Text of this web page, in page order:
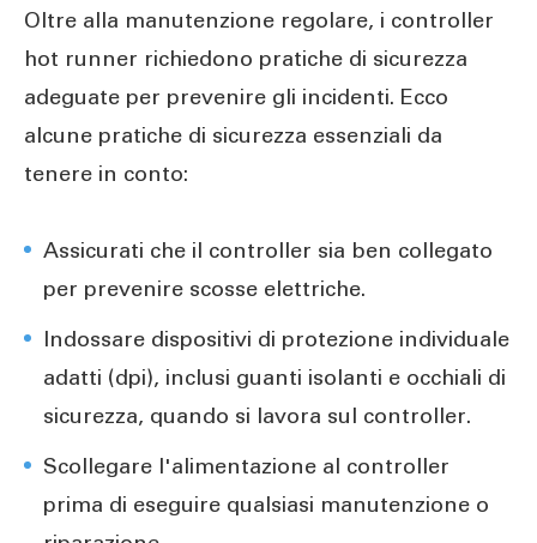
Oltre alla manutenzione regolare, i controller
hot runner richiedono pratiche di sicurezza
adeguate per prevenire gli incidenti. Ecco
alcune pratiche di sicurezza essenziali da
tenere in conto:
Assicurati che il controller sia ben collegato
per prevenire scosse elettriche.
Indossare dispositivi di protezione individuale
adatti (dpi), inclusi guanti isolanti e occhiali di
sicurezza, quando si lavora sul controller.
Scollegare l'alimentazione al controller
prima di eseguire qualsiasi manutenzione o